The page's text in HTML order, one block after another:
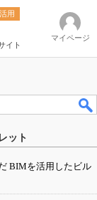
用
イト
マイページ
ット
BIMを活用したビル